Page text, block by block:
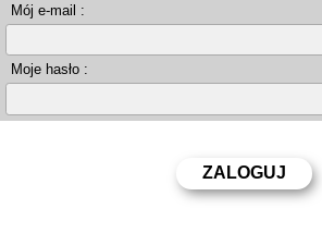
Mój e-mail :
Moje hasło :